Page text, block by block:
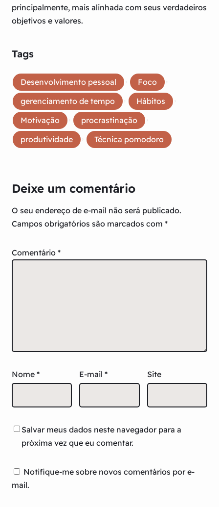
principalmente, mais alinhada com seus verdadeiros
objetivos e valores.
Tags
Desenvolvimento pessoal Foco
gerenciamento de tempo Hábitos
Motivação procrastinação
produtividade Técnica pomodoro
Deixe um comentário
O seu endereço de e-mail não será publicado.
Campos obrigatórios são marcados com *
Comentário *
Nome * E-mail* Site
Salvar meus dados neste navegador para a
próxima vez que eu comentar.
Notifique-me sobre novos comentários por e-
mail.